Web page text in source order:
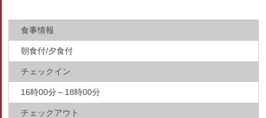
食事情報
朝食付/夕食付
チェックイン
16時00分～18時00分
チェックアウト